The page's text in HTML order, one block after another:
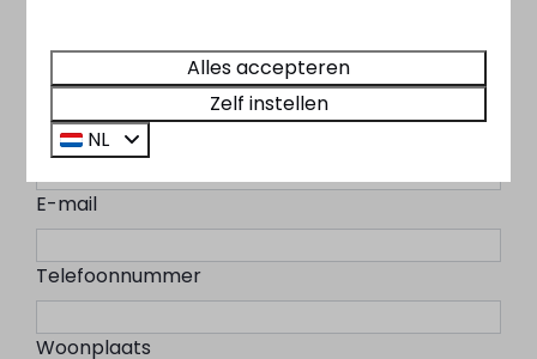
Voornaam
Achternaam
E-mail
Telefoonnummer
Woonplaats
Alles accepteren
Zelf instellen
NL